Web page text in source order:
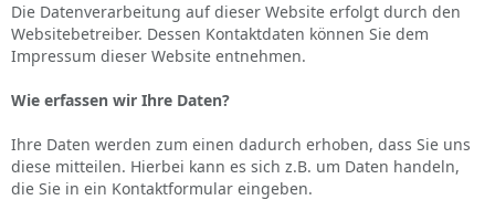
Die Datenverarbeitung auf dieser Website erfolgt durch den
Websitebetreiber. Dessen Kontaktdaten können Sie dem
Impressum dieser Website entnehmen.
Wie erfassen wir Ihre Daten?
Ihre Daten werden zum einen dadurch erhoben, dass Sie uns
diese mitteilen. Hierbei kann es sich z.B. um Daten handeln,
die Sie in ein Kontaktformular eingeben.